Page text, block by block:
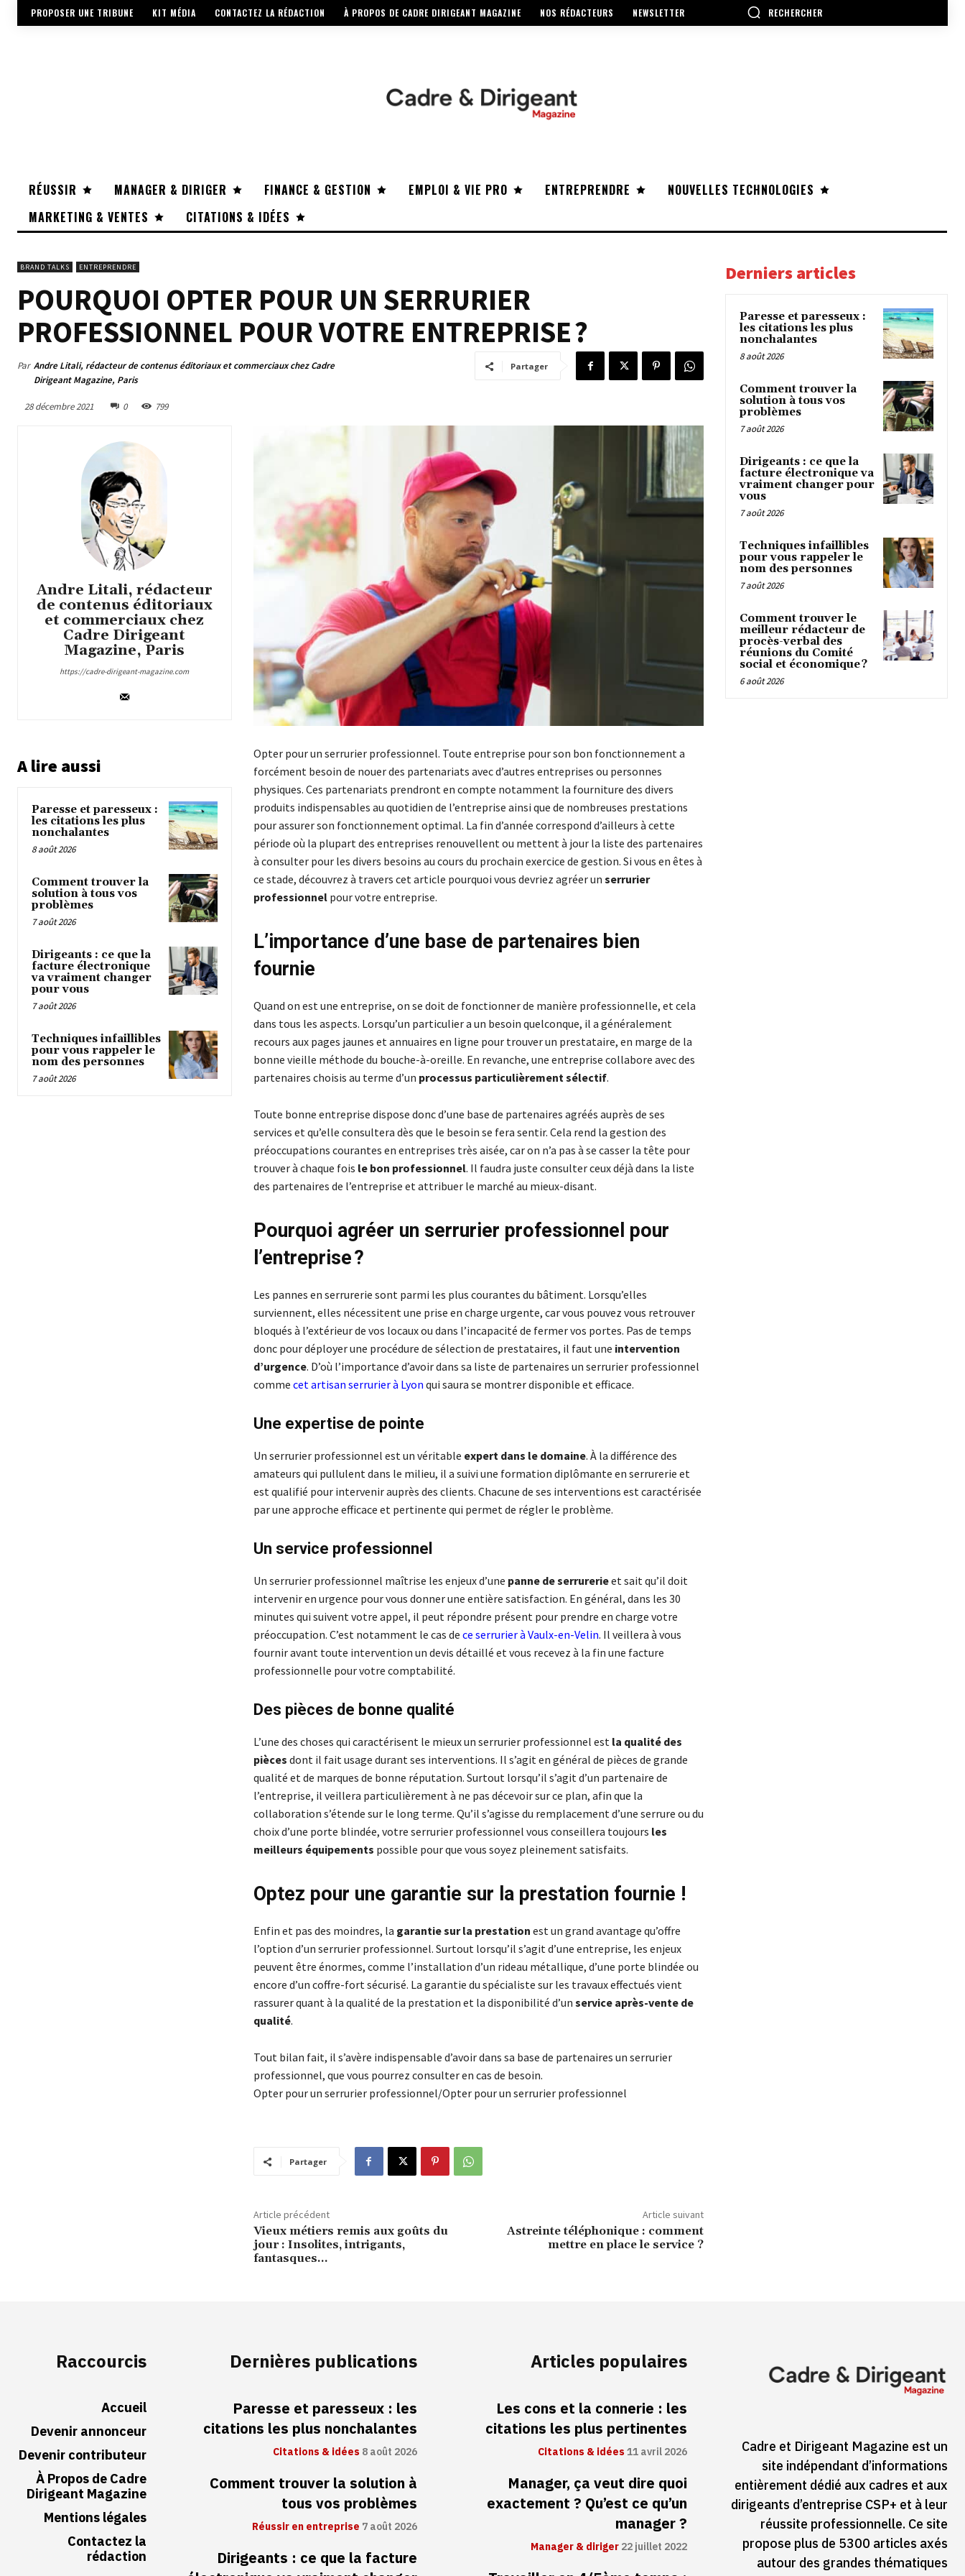
PROPOSER UNE TRIBUNE KIT MÉDIA CONTACTEZ LA RÉDACTION À PROPOS DE CADRE DIRIGEANT MAGAZINE NOS RÉDACTEURS NEWSLETTER RECHERCHER
RÉUSSIR MANAGER & DIRIGER FINANCE & GESTION EMPLOI & VIE PRO ENTREPRENDRE
NOUVELLES TECHNOLOGIES
MARKETING & VENTES
CITATIONS & IDÉES
BRAND TALKS ENTREPRENDRE
POURQUOI OPTER POUR UN SERRURIER
PROFESSIONNEL POUR VOTRE ENTREPRISE ?
Par Andre Litali, rédacteur de contenus éditoriaux et commerciaux chez Cadre
Dirigeant Magazine, Paris
28 décembre 2021 0 799
Partager
Andre Litali, rédacteur
de contenus éditoriaux
et commerciaux chez
Cadre Dirigeant
Magazine, Paris
https://cadre-dirigeant-magazine.com
A lire aussi
Paresse et paresseux :
les citations les plus
nonchalantes
8 août 2026
Comment trouver la
solution à tous vos
problèmes
7 août 2026
Dirigeants : ce que la
facture électronique
va vraiment changer
pour vous
7 août 2026
Techniques infaillibles
pour vous rappeler le
nom des personnes
7 août 2026
Opter pour un serrurier professionnel. Toute entreprise pour son bon fonctionnement a
forcément besoin de nouer des partenariats avec d’autres entreprises ou personnes
physiques. Ces partenariats prendront en compte notamment la fourniture des divers
produits indispensables au quotidien de l’entreprise ainsi que de nombreuses prestations
pour assurer son fonctionnement optimal. La fin d’année correspond d’ailleurs à cette
période où la plupart des entreprises renouvellent ou mettent à jour la liste des partenaires
à consulter pour les divers besoins au cours du prochain exercice de gestion. Si vous en êtes à
ce stade, découvrez à travers cet article pourquoi vous devriez agréer un serrurier
professionnelpour votre entreprise.
L’importance d’une base de partenaires bien
fournie
Quand on est une entreprise, on se doit de fonctionner de manière professionnelle, et cela
dans tous les aspects. Lorsqu’un particulier a un besoin quelconque, il a généralement
recours aux pages jaunes et annuaires en ligne pour trouver un prestataire, en marge de la
bonne vieille méthode du bouche-à-oreille. En revanche, une entreprise collabore avec des
partenaires choisis au terme d’un processus particulièrement sélectif.
Toute bonne entreprise dispose donc d’une base de partenaires agréés auprès de ses
services et qu’elle consultera dès que le besoin se fera sentir. Cela rend la gestion des
préoccupations courantes en entreprises très aisée, car on n’a pas à se casser la tête pour
trouver à chaque fois le bon professionnel. Il faudra juste consulter ceux déjà dans la liste
des partenaires de l’entreprise et attribuer le marché au mieux-disant.
Pourquoi agréer un serrurier professionnel pour
l’entreprise ?
Les pannes en serrurerie sont parmi les plus courantes du bâtiment. Lorsqu’elles
surviennent, elles nécessitent une prise en charge urgente, car vous pouvez vous retrouver
bloqués à l’extérieur de vos locaux ou dans l’incapacité de fermer vos portes. Pas de temps
donc pour déployer une procédure de sélection de prestataires, il faut une intervention
d’urgence. D’où l’importance d’avoir dans sa liste de partenaires un serrurier professionnel
comme cet artisan serrurier à Lyon qui saura se montrer disponible et efficace.
Une expertise de pointe
Un serrurier professionnel est un véritable expert dans le domaine. À la différence des
amateurs qui pullulent dans le milieu, il a suivi une formation diplômante en serrurerie et
est qualifié pour intervenir auprès des clients. Chacune de ses interventions est caractérisée
par une approche efficace et pertinente qui permet de régler le problème.
Un service professionnel
Un serrurier professionnel maîtrise les enjeux d’une panne de serrurerieet sait qu’il doit
intervenir en urgence pour vous donner une entière satisfaction. En général, dans les 30
minutes qui suivent votre appel, il peut répondre présent pour prendre en charge votre
préoccupation. C’est notamment le cas de ce serrurier à Vaulx-en-Velin. Il veillera à vous
fournir avant toute intervention un devis détaillé et vous recevez à la fin une facture
professionnelle pour votre comptabilité.
Des pièces de bonne qualité
L’une des choses qui caractérisent le mieux un serrurier professionnel est la qualité des
pièces dont il fait usage durant ses interventions. Il s’agit en général de pièces de grande
qualité et de marques de bonne réputation. Surtout lorsqu’il s’agit d’un partenaire de
l’entreprise, il veillera particulièrement à ne pas décevoir sur ce plan, afin que la
collaboration s’étende sur le long terme. Qu’il s’agisse du remplacement d’une serrure ou du
choix d’une porte blindée, votre serrurier professionnel vous conseillera toujours les
meilleurs équipements possible pour que vous soyez pleinement satisfaits.
Optez pour une garantie sur la prestation fournie !
Enfin et pas des moindres, la garantie sur la prestation est un grand avantage qu’offre
l’option d’un serrurier professionnel. Surtout lorsqu’il s’agit d’une entreprise, les enjeux
peuvent être énormes, comme l’installation d’un rideau métallique, d’une porte blindée ou
encore d’un coffre-fort sécurisé. La garantie du spécialiste sur les travaux effectués vient
rassurer quant à la qualité de la prestation et la disponibilité d’un service après-vente de
qualité.
Tout bilan fait, il s’avère indispensable d’avoir dans sa base de partenaires un serrurier
professionnel, que vous pourrez consulter en cas de besoin.
Opter pour un serrurier professionnel/Opter pour un serrurier professionnel
Partager
Article précédent
Vieux métiers remis aux goûts du
jour : Insolites, intrigants,
fantasques…
Article suivant
Astreinte téléphonique : comment
mettre en place le service ?
Derniers articles
Paresse et paresseux :
les citations les plus
nonchalantes
8 août 2026
Comment trouver la
solution à tous vos
problèmes
7 août 2026
Dirigeants : ce que la
facture électronique va
vraiment changer pour
vous
7 août 2026
Techniques infaillibles
pour vous rappeler le
nom des personnes
7 août 2026
Comment trouver le
meilleur rédacteur de
procès-verbal des
réunions du Comité
social et économique ?
6 août 2026
Raccourcis
Accueil
Devenir annonceur
Devenir contributeur
À Propos de Cadre
Dirigeant Magazine
Mentions légales
Contactez la
rédaction
Dernières publications
Paresse et paresseux : les
citations les plus nonchalantes
Citations & idées 8 août 2026
Comment trouver la solution à
tous vos problèmes
Réussir en entreprise 7 août 2026
Dirigeants : ce que la facture
Articles populaires
Les cons et la connerie : les
citations les plus pertinentes
Citations & idées11 avril 2026
Manager, ça veut dire quoi
exactement ? Qu’est ce qu’un
manager ?
Manager & diriger22 juillet 2022
Cadre et Dirigeant Magazine est un
site indépendant d’informations
entièrement dédié aux cadres et aux
dirigeants d’entreprise CSP+ et à leur
réussite professionnelle. Ce site
propose plus de 5300 articles axés
autour des grandes thématiques